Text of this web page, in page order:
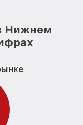
Нижнем